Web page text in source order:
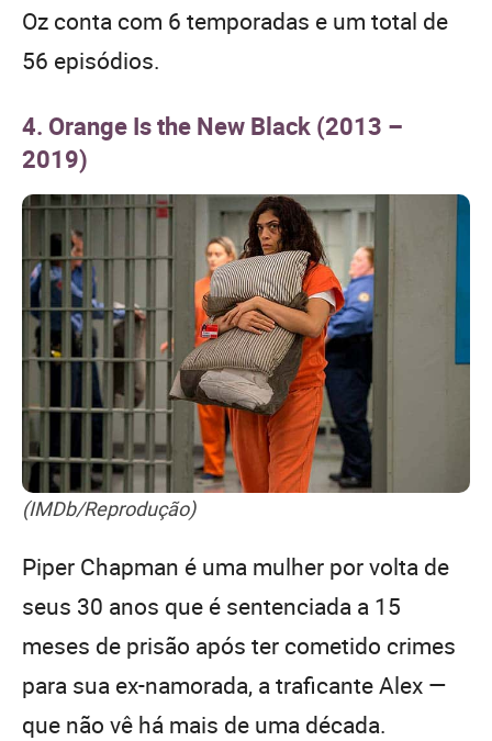
Oz conta com 6 temporadas e um total de
56 episódios.
4. Orange Is the New Black (2013 –
2019)
(IMDb/Reprodução)
Piper Chapman é uma mulher por volta de
seus 30 anos que é sentenciada a 15
meses de prisão após ter cometido crimes
para sua ex-namorada, a traficante Alex —
que não vê há mais de uma década.